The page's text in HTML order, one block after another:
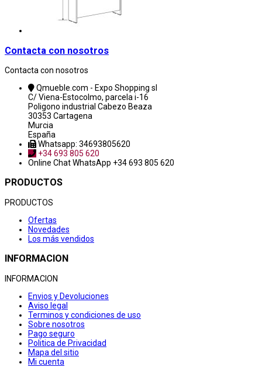
Contacta con nosotros
Contacta con nosotros
Qmueble.com - Expo Shopping sl
C/ Viena-Estocolmo, parcela i-16
Poligono industrial Cabezo Beaza
30353 Cartagena
Murcia
España
Whatsapp: 34693805620
+34 693 805 620
Online ChatWhatsApp +34 693 805 620
PRODUCTOS
PRODUCTOS
Ofertas
Novedades
Los más vendidos
INFORMACION
INFORMACION
Envios y Devoluciones
Aviso legal
Terminos y condiciones de uso
Sobre nosotros
Pago seguro
Politica de Privacidad
Mapa del sitio
Mi cuenta